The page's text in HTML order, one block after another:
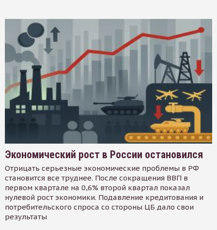
Экономический рост в России остановился
Отрицать серьезные экономические проблемы в РФ
становится все труднее. После сокращения ВВП в
первом квартале на 0,6% второй квартал показал
нулевой рост экономики. Подавление кредитования и
потребительского спроса со стороны ЦБ дало свои
результаты